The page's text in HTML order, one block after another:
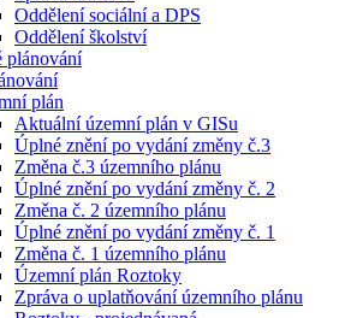
Oddělení sociální a DPS
Oddělení školství
plánování
plán
Aktuální územní plán v GISu
Úplné znění po vydání změny č.3
Změna č.3 územního plánu
Úplné znění po vydání změny č. 2
Změna č. 2 územního plánu
Úplné znění po vydání změny č. 1
Změna č. 1 územního plánu
Územní plán Roztoky
Zpráva o uplatňování územního plánu